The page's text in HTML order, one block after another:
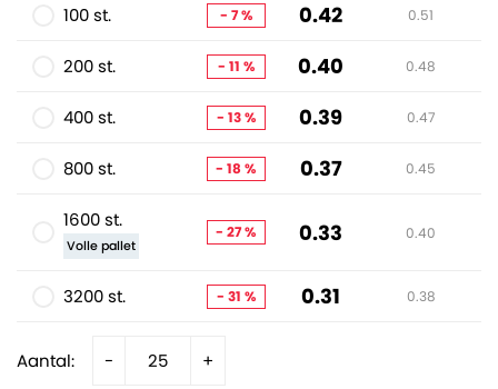
Aantal: - +
100 st. - 7 % 0.42 0.51
200 st. - 11 % 0.40 0.48
400 st. - 13 % 0.39 0.47
800 st. - 18 % 0.37 0.45
1600 st.
Volle pallet
- 27 % 0.33 0.40
3200 st. - 31 % 0.31 0.38